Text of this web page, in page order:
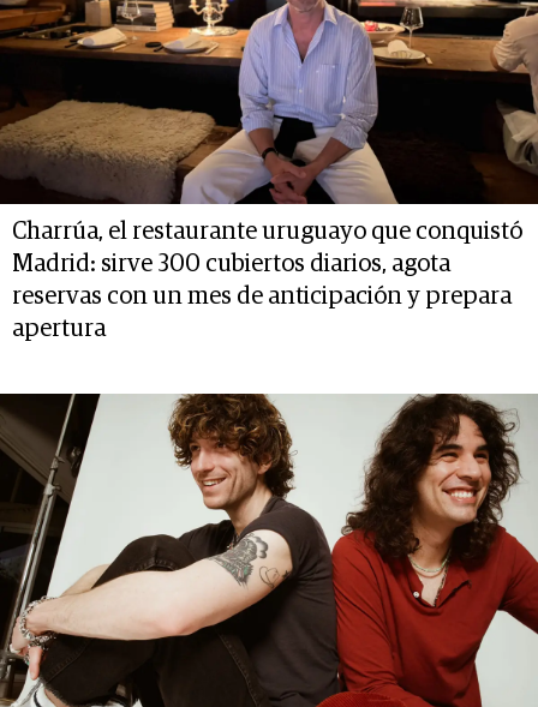
Charrúa, el restaurante uruguayo que conquistó
Madrid: sirve 300 cubiertos diarios, agota
reservas con un mes de anticipación y prepara
apertura